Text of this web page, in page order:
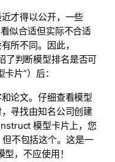
才得以公开，一些
似合适但实际不合适
所不同。因此，
了判断模型排名是否可
片”）后：
论文。仔细查看模型
寻找由知名公司创建
模型卡片上，您
不包括这个。这是一
，不应使用！